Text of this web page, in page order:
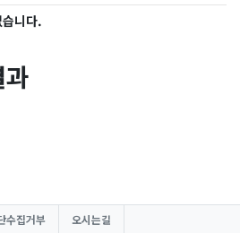
니다.
수집거부 오시는길